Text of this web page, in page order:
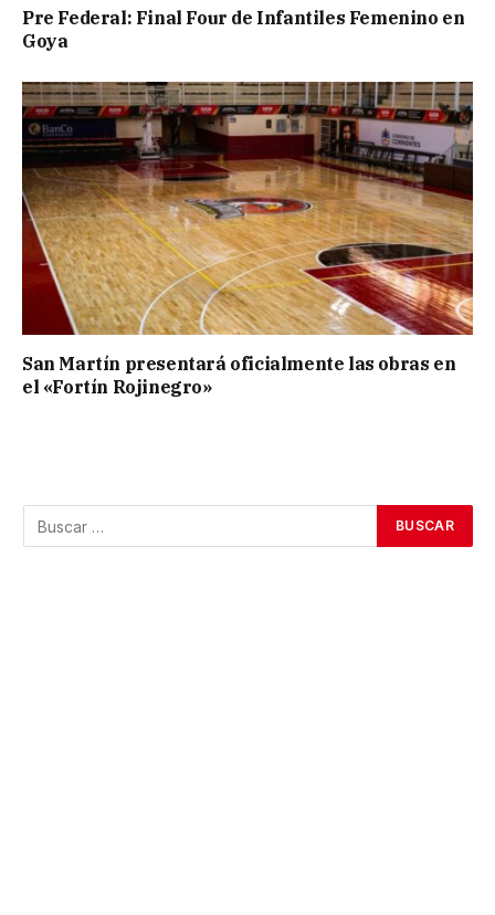
Pre Federal: Final Four de Infantiles Femenino en
Goya
San Martín presentará oficialmente las obras en
el «Fortín Rojinegro»